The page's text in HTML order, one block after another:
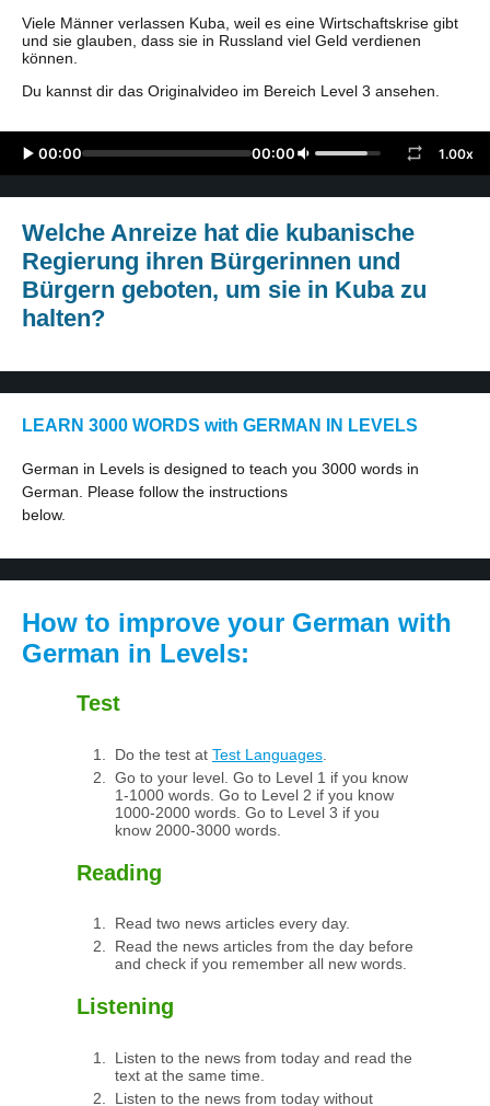
Viele Männer verlassen Kuba, weil es eine Wirtschaftskrise gibt
und sie glauben, dass sie in Russland viel Geld verdienen
können.
Du kannst dir das Originalvideo im Bereich Level 3 ansehen.
00:00 00:00 1.00x
Welche Anreize hat die kubanische
Regierung ihren Bürgerinnen und
Bürgern geboten, um sie in Kuba zu
halten?
LEARN 3000 WORDS with GERMAN IN LEVELS
German in Levels is designed to teach you 3000 words in
German. Please follow the instructions
below.
How to improve your German with
German in Levels:
Test
Do the test at Test Languages
Go to your level. Go to Level 1 if you know
1-1000 words. Go to Level 2 if you know
1000-2000 words. Go to Level 3 if you
know 2000-3000 words.
Reading
Read two news articles every day.
Read the news articles from the day before
and check if you remember all new words.
Listening
Listen to the news from today and read the
text at the same time.
Listen to the news from today without